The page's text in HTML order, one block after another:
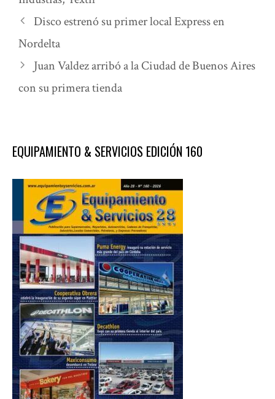
Disco estrenó su primer local Express en
Nordelta
Juan Valdez arribó a la Ciudad de Buenos Aires
con su primera tienda
EQUIPAMIENTO & SERVICIOS EDICIÓN 160